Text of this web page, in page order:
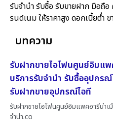
รับจำนำ รับซื้อ รับขายฝาก มือถื
รนด์เนม ให้ราคาสูง ดอกเบี้ยต่ำ
บทความ
รับฝากขายไอโฟนศูนย์อิมแพ
บริการรับจำนำ รับซื้ออุปกร
รับฝากขายอุปกรณ์ไอที
รับฝากขายไอโฟนศูนย์อิมแพคอารีน่าเ
จํานํา.co